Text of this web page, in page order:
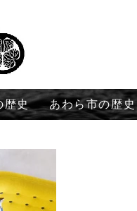
歴史 あわら市の歴史